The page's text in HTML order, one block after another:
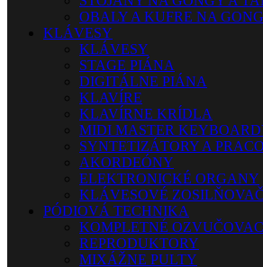
OBALY A KUFRE NA
KLÁVESY
KLÁVESY
STAGE PIÁNA
DIGITÁLNE PIÁNA
KLAVÍRE
KLAVÍRNE KRÍDLA
MIDI MASTER
SYNTETIZÁTORY A
AKORDEÓNY
ELEKTRONICKÉ ORGANY
KLÁVESOVÉ
PÓDIOVÁ TECHNIKA
KOMPLETNÉ
REPRODUKTORY
MIXÁŽNE PULTY